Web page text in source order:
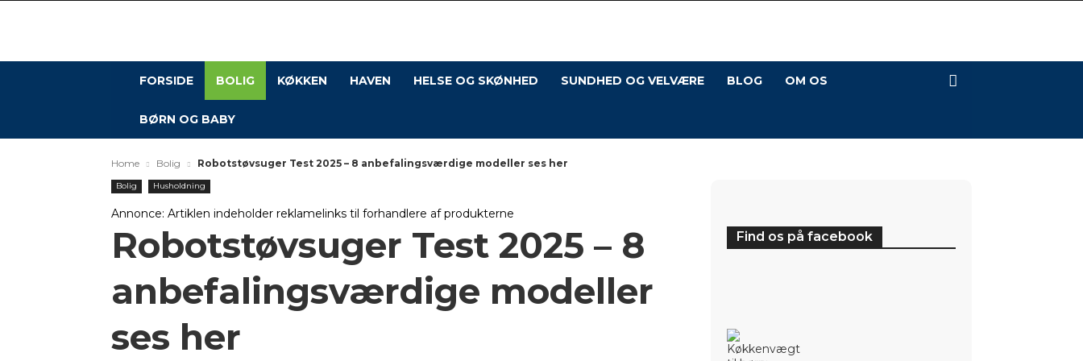
FORSIDE BOLIG KØKKEN HAVEN HELSE OG SKØNHED SUNDHED OG VELVÆRE BLOG OM OS
BØRN OG BABY
Home Bolig Robotstøvsuger Test 2025 – 8 anbefalingsværdige modeller ses her
Bolig Husholdning
Annonce: Artiklen indeholder reklamelinks til forhandlere af produkterne
Robotstøvsuger Test 2025 – 8
anbefalingsværdige modeller
ses her
Find os på facebook